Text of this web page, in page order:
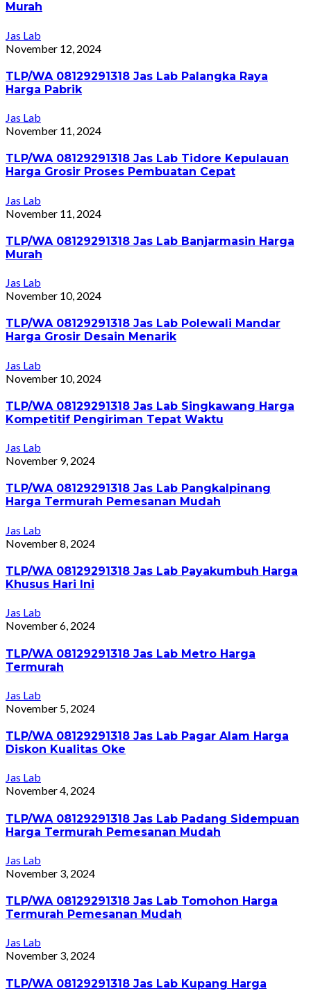
Murah
Jas Lab
November 12, 2024
TLP/WA 08129291318 Jas Lab Palangka Raya
Harga Pabrik
Jas Lab
November 11, 2024
TLP/WA 08129291318 Jas Lab Tidore Kepulauan
Harga Grosir Proses Pembuatan Cepat
Jas Lab
November 11, 2024
TLP/WA 08129291318 Jas Lab Banjarmasin Harga
Murah
Jas Lab
November 10, 2024
TLP/WA 08129291318 Jas Lab Polewali Mandar
Harga Grosir Desain Menarik
Jas Lab
November 10, 2024
TLP/WA 08129291318 Jas Lab Singkawang Harga
Kompetitif Pengiriman Tepat Waktu
Jas Lab
November 9, 2024
TLP/WA 08129291318 Jas Lab Pangkalpinang
Harga Termurah Pemesanan Mudah
Jas Lab
November 8, 2024
TLP/WA 08129291318 Jas Lab Payakumbuh Harga
Khusus Hari Ini
Jas Lab
November 6, 2024
TLP/WA 08129291318 Jas Lab Metro Harga
Termurah
Jas Lab
November 5, 2024
TLP/WA 08129291318 Jas Lab Pagar Alam Harga
Diskon Kualitas Oke
Jas Lab
November 4, 2024
TLP/WA 08129291318 Jas Lab Padang Sidempuan
Harga Termurah Pemesanan Mudah
Jas Lab
November 3, 2024
TLP/WA 08129291318 Jas Lab Tomohon Harga
Termurah Pemesanan Mudah
Jas Lab
November 3, 2024
TLP/WA 08129291318 Jas Lab Kupang Harga